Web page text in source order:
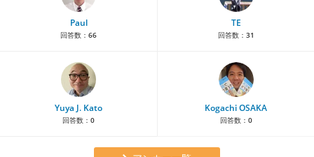
Paul
回答数： 66
TE
回答数： 31
Yuya J. Kato
回答数： 0
Kogachi OSAKA
回答数： 0